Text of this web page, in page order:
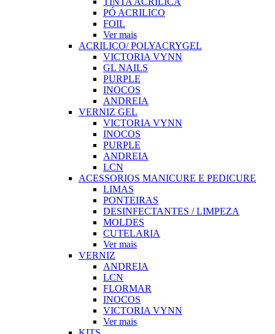
PÓ ACRILICO
FOIL
Ver mais
ACRILICO/ POLYACRYGEL
VICTORIA VYNN
GL NAILS
PURPLE
INOCOS
ANDREIA
VERNIZ GEL
VICTORIA VYNN
INOCOS
PURPLE
ANDREIA
LCN
ACESSORIOS MANICURE E PEDICURE
LIMAS
PONTEIRAS
DESINFECTANTES / LIMPEZA
MOLDES
CUTELARIA
Ver mais
VERNIZ
ANDREIA
LCN
FLORMAR
INOCOS
VICTORIA VYNN
Ver mais